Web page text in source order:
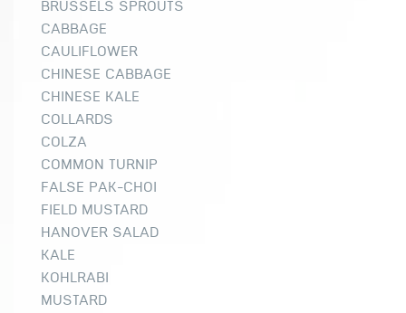
BRUSSELS SPROUTS
CABBAGE
CAULIFLOWER
CHINESE CABBAGE
CHINESE KALE
COLLARDS
COLZA
COMMON TURNIP
FALSE PAK-CHOI
FIELD MUSTARD
HANOVER SALAD
KALE
KOHLRABI
MUSTARD